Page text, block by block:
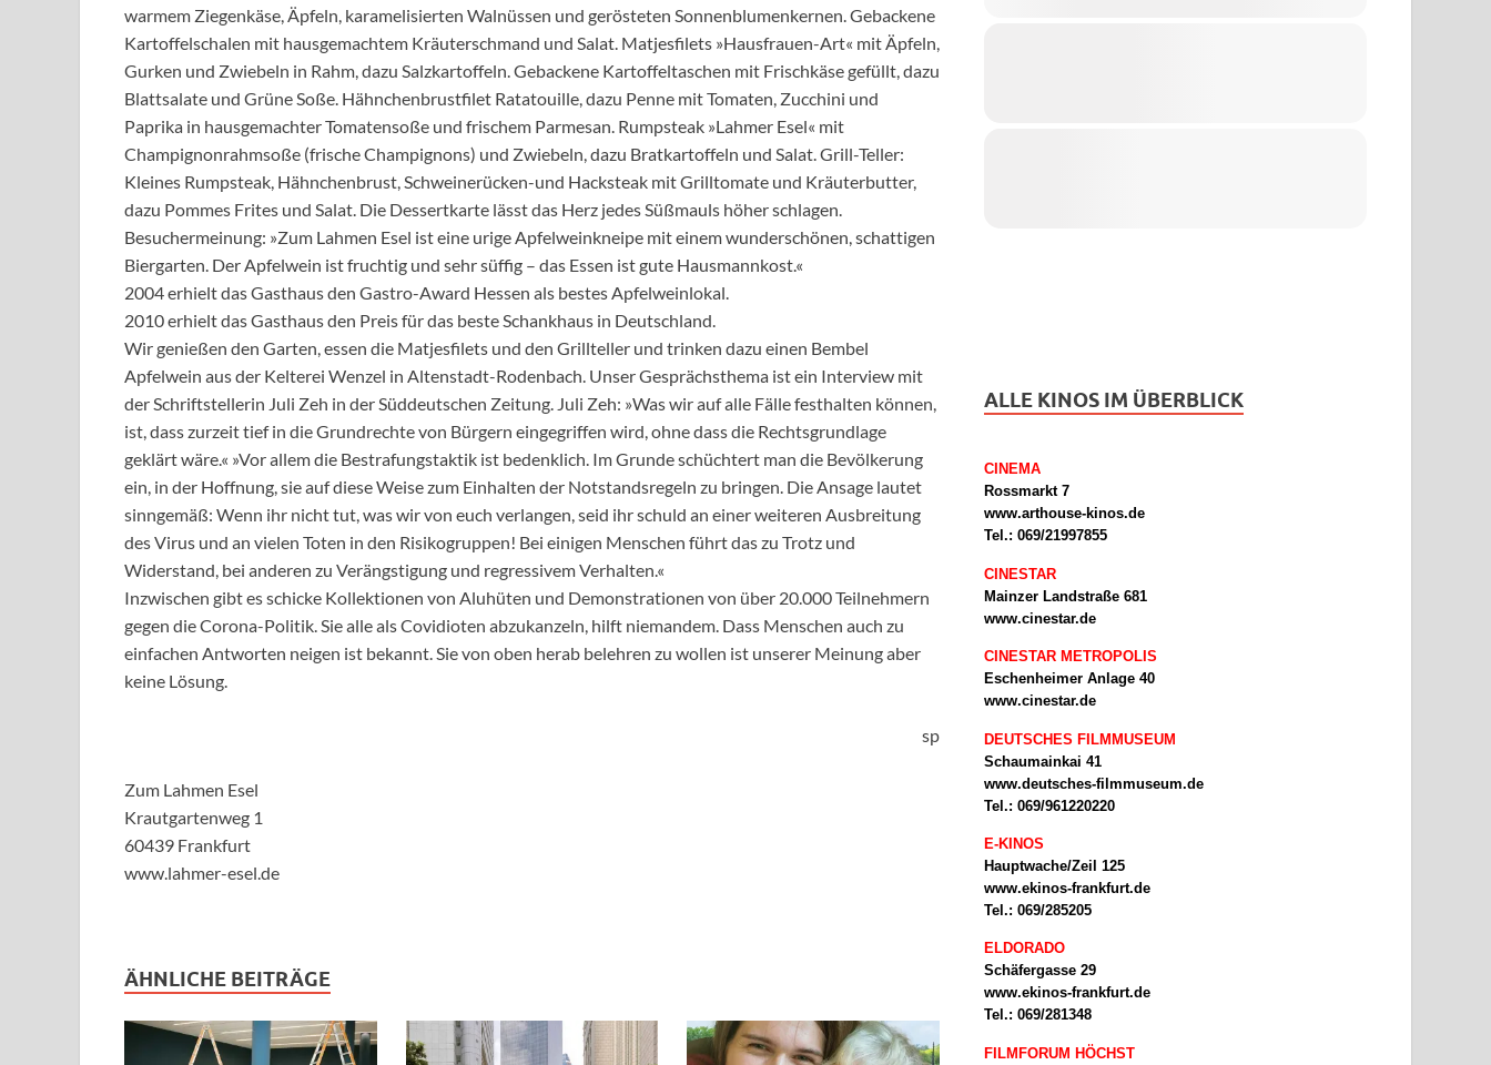
warmem Ziegenkäse, Äpfeln, karamelisierten Walnüssen und gerösteten Sonnenblumenkernen. Gebackene
Kartoffelschalen mit hausgemachtem Kräuterschmand und Salat. Matjesfilets »Hausfrauen-Art« mit Äpfeln,
Gurken und Zwiebeln in Rahm, dazu Salzkartoffeln. Gebackene Kartoffeltaschen mit Frischkäse gefüllt, dazu
Blattsalate und Grüne Soße. Hähnchenbrustfilet Ratatouille, dazu Penne mit Tomaten, Zucchini und
Paprika in hausgemachter Tomatensoße und frischem Parmesan. Rumpsteak »Lahmer Esel« mit
Champignonrahmsoße (frische Champignons) und Zwiebeln, dazu Bratkartoffeln und Salat. Grill-Teller:
Kleines Rumpsteak, Hähnchenbrust, Schweinerücken-und Hacksteak mit Grilltomate und Kräuterbutter,
dazu Pommes Frites und Salat. Die Dessertkarte lässt das Herz jedes Süßmauls höher schlagen.
Besuchermeinung: »Zum Lahmen Esel ist eine urige Apfelweinkneipe mit einem wunderschönen, schattigen
Biergarten. Der Apfelwein ist fruchtig und sehr süffig – das Essen ist gute Hausmannkost.«
2004 erhielt das Gasthaus den Gastro-Award Hessen als bestes Apfelweinlokal.
2010 erhielt das Gasthaus den Preis für das beste Schankhaus in Deutschland.
Wir genießen den Garten, essen die Matjesfilets und den Grillteller und trinken dazu einen Bembel
Apfelwein aus der Kelterei Wenzel in Altenstadt-Rodenbach. Unser Gesprächsthema ist ein Interview mit
der Schriftstellerin Juli Zeh in der Süddeutschen Zeitung. Juli Zeh: »Was wir auf alle Fälle festhalten können,
ist, dass zurzeit tief in die Grundrechte von Bürgern eingegriffen wird, ohne dass die Rechtsgrundlage
geklärt wäre.« »Vor allem die Bestrafungstaktik ist bedenklich. Im Grunde schüchtert man die Bevölkerung
ein, in der Hoffnung, sie auf diese Weise zum Einhalten der Notstandsregeln zu bringen. Die Ansage lautet
sinngemäß: Wenn ihr nicht tut, was wir von euch verlangen, seid ihr schuld an einer weiteren Ausbreitung
des Virus und an vielen Toten in den Risikogruppen! Bei einigen Menschen führt das zu Trotz und
Widerstand, bei anderen zu Verängstigung und regressivem Verhalten.«
Inzwischen gibt es schicke Kollektionen von Aluhüten und Demonstrationen von über 20.000 Teilnehmern
gegen die Corona-Politik. Sie alle als Covidioten abzukanzeln, hilft niemandem. Dass Menschen auch zu
einfachen Antworten neigen ist bekannt. Sie von oben herab belehren zu wollen ist unserer Meinung aber
keine Lösung.
sp
Zum Lahmen Esel
Krautgartenweg 1
60439 Frankfurt
www.lahmer-esel.de
ÄHNLICHE BEITRÄGE
ALLE KINOS IM ÜBERBLICK
CINEMA
Rossmarkt 7
www.arthouse-kinos.de
Tel.: 069/21997855
CINESTAR
Mainzer Landstraße 681
www.cinestar.de
CINESTAR METROPOLIS
Eschenheimer Anlage 40
www.cinestar.de
DEUTSCHES FILMMUSEUM
Schaumainkai 41
www.deutsches-filmmuseum.de
Tel.: 069/961220220
E-KINOS
Hauptwache/Zeil 125
www.ekinos-frankfurt.de
Tel.: 069/285205
ELDORADO
Schäfergasse 29
www.ekinos-frankfurt.de
Tel.: 069/281348
FILMFORUM HÖCHST